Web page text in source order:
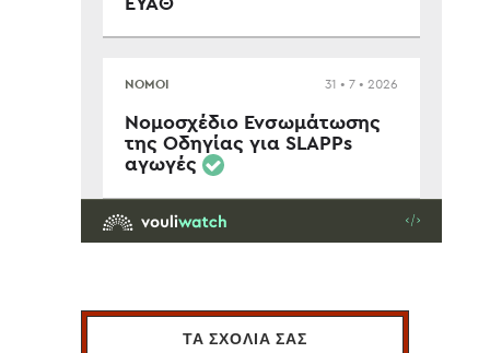
ΤΑ ΣΧΟΛΙΑ ΣΑΣ